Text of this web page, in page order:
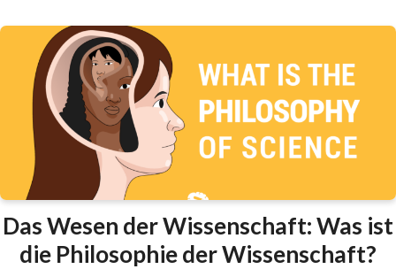
Das Wesen der Wissenschaft: Was ist
die Philosophie der Wissenschaft?